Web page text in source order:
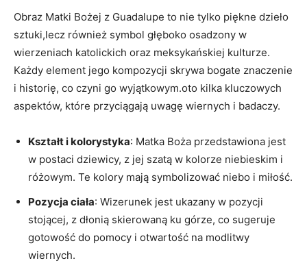
Obraz ‍Matki Bożej z Guadalupe to nie tylko piękne dzieło
sztuki,lecz również symbol głęboko osadzony w‌
wierzeniach katolickich oraz meksykańskiej kulturze.
Każdy element jego kompozycji skrywa bogate⁢ znaczenie
i historię, co czyni go wyjątkowym.oto kilka kluczowych
aspektów, które‍ przyciągają ⁤uwagę wiernych i ​badaczy.
Kształt i kolorystyka: Matka Boża przedstawiona jest
w postaci dziewicy,‌ z​ jej szatą w kolorze niebieskim ⁢i
różowym. Te kolory mają‌ symbolizować niebo i miłość.
Pozycja ciała: Wizerunek jest ukazany w pozycji
stojącej, z dłonią skierowaną ku górze, co sugeruje
gotowość do pomocy i otwartość na⁢ modlitwy
wiernych.